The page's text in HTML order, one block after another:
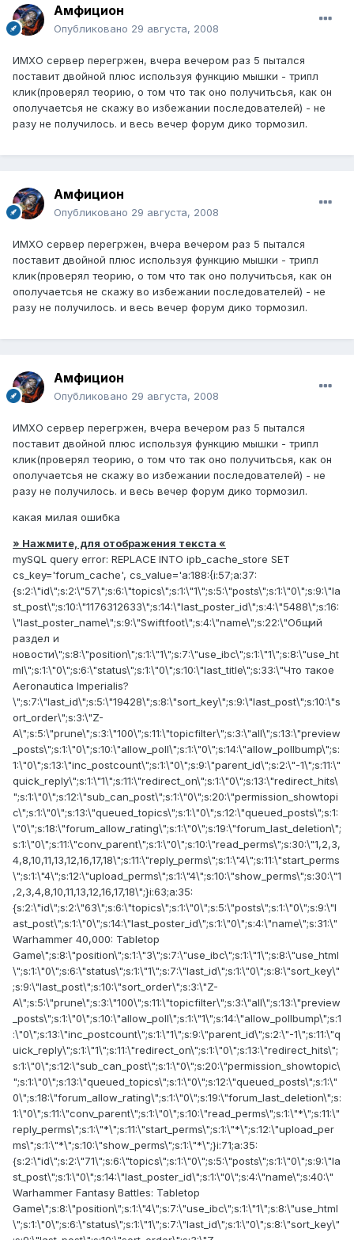
Амфицион
Опубликовано 29 августа, 2008
ИМХО сервер перегржен, вчера вечером раз 5 пытался
поставит двойной плюс используя функцию мышки - трипл
клик(проверял теорию, о том что так оно получитьсья, как он
ополучаетсья не скажу во избежании последователей) - не
разу не получилось. и весь вечер форум дико тормозил.
Амфицион
Опубликовано 29 августа, 2008
ИМХО сервер перегржен, вчера вечером раз 5 пытался
поставит двойной плюс используя функцию мышки - трипл
клик(проверял теорию, о том что так оно получитьсья, как он
ополучаетсья не скажу во избежании последователей) - не
разу не получилось. и весь вечер форум дико тормозил.
Амфицион
Опубликовано 29 августа, 2008
ИМХО сервер перегржен, вчера вечером раз 5 пытался
поставит двойной плюс используя функцию мышки - трипл
клик(проверял теорию, о том что так оно получитьсья, как он
ополучаетсья не скажу во избежании последователей) - не
разу не получилось. и весь вечер форум дико тормозил.
какая милая ошибка
» Нажмите, для отображения текста «
mySQL query error: REPLACE INTO ipb_cache_store SET cs_key='forum_cache', cs_value='a:188:{i:57;a:37:{s:2:\"id\";s:2:\"57\";s:6:\"topics\";s:1:\"1\";s:5:\"posts\";s:1:\"0\";s:9:\"last_post\";s:10:\"1176312633\";s:14:\"last_poster_id\";s:4:\"5488\";s:16:\"last_poster_name\";s:9:\"Swiftfoot\";s:4:\"name\";s:22:\"Общий раздел и новости\";s:8:\"position\";s:1:\"1\";s:7:\"use_ibc\";s:1:\"1\";s:8:\"use_html\";s:1:\"0\";s:6:\"status\";s:1:\"0\";s:10:\"last_title\";s:33:\"Что такое Aeronautica Imperialis?\";s:7:\"last_id\";s:5:\"19428\";s:8:\"sort_key\";s:9:\"last_post\";s:10:\"sort_order\";s:3:\"Z-A\";s:5:\"prune\";s:3:\"100\";s:11:\"topicfilter\";s:3:\"all\";s:13:\"preview_posts\";s:1:\"0\";s:10:\"allow_poll\";s:1:\"0\";s:14:\"allow_pollbump\";s:1:\"0\";s:13:\"inc_postcount\";s:1:\"0\";s:9:\"parent_id\";s:2:\"-1\";s:11:\"quick_reply\";s:1:\"1\";s:11:\"redirect_on\";s:1:\"0\";s:13:\"redirect_hits\";s:1:\"0\";s:12:\"sub_can_post\";s:1:\"0\";s:20:\"permission_showtopic\";s:1:\"0\";s:13:\"queued_topics\";s:1:\"0\";s:12:\"queued_posts\";s:1:\"0\";s:18:\"forum_allow_rating\";s:1:\"0\";s:19:\"forum_last_deletion\";s:1:\"0\";s:11:\"conv_parent\";s:1:\"0\";s:10:\"read_perms\";s:30:\"1,2,3,4,8,10,11,13,12,16,17,18\";s:11:\"reply_perms\";s:1:\"4\";s:11:\"start_perms\";s:1:\"4\";s:12:\"upload_perms\";s:1:\"4\";s:10:\"show_perms\";s:30:\"1,2,3,4,8,10,11,13,12,16,17,18\";}i:63;a:35:{s:2:\"id\";s:2:\"63\";s:6:\"topics\";s:1:\"0\";s:5:\"posts\";s:1:\"0\";s:9:\"last_post\";s:1:\"0\";s:14:\"last_poster_id\";s:1:\"0\";s:4:\"name\";s:31:\"Warhammer 40,000: Tabletop Game\";s:8:\"position\";s:1:\"3\";s:7:\"use_ibc\";s:1:\"1\";s:8:\"use_html\";s:1:\"0\";s:6:\"status\";s:1:\"1\";s:7:\"last_id\";s:1:\"0\";s:8:\"sort_key\";s:9:\"last_post\";s:10:\"sort_order\";s:3:\"Z-A\";s:5:\"prune\";s:3:\"100\";s:11:\"topicfilter\";s:3:\"all\";s:13:\"preview_posts\";s:1:\"0\";s:10:\"allow_poll\";s:1:\"1\";s:14:\"allow_pollbump\";s:1:\"0\";s:13:\"inc_postcount\";s:1:\"1\";s:9:\"parent_id\";s:2:\"-1\";s:11:\"quick_reply\";s:1:\"1\";s:11:\"redirect_on\";s:1:\"0\";s:13:\"redirect_hits\";s:1:\"0\";s:12:\"sub_can_post\";s:1:\"0\";s:20:\"permission_showtopic\";s:1:\"0\";s:13:\"queued_topics\";s:1:\"0\";s:12:\"queued_posts\";s:1:\"0\";s:18:\"forum_allow_rating\";s:1:\"0\";s:19:\"forum_last_deletion\";s:1:\"0\";s:11:\"conv_parent\";s:1:\"0\";s:10:\"read_perms\";s:1:\"*\";s:11:\"reply_perms\";s:1:\"*\";s:11:\"start_perms\";s:1:\"*\";s:12:\"upload_perms\";s:1:\"*\";s:10:\"show_perms\";s:1:\"*\";}i:71;a:35:{s:2:\"id\";s:2:\"71\";s:6:\"topics\";s:1:\"0\";s:5:\"posts\";s:1:\"0\";s:9:\"last_post\";s:1:\"0\";s:14:\"last_poster_id\";s:1:\"0\";s:4:\"name\";s:40:\"Warhammer Fantasy Battles: Tabletop Game\";s:8:\"position\";s:1:\"4\";s:7:\"use_ibc\";s:1:\"1\";s:8:\"use_html\";s:1:\"0\";s:6:\"status\";s:1:\"1\";s:7:\"last_id\";s:1:\"0\";s:8:\"sort_key\";s:9:\"last_post\";s:10:\"sort_order\";s:3:\"Z-A\";s:5:\"prune\";s:3:\"100\";s:11:\"topicfilter\";s:3:\"all\";s:13:\"preview_posts\";s:1:\"0\";s:10:\"allow_poll\";s:1:\"1\";s:14:\"allow_pollbump\";s:1:\"0\";s:13:\"inc_postcount\";s:1:\"1\";s:9:\"parent_id\";s:2:\"-1\";s:11:\"quick_reply\";s:1:\"1\";s:11:\"redirect_on\";s:1:\"0\";s:13:\"redirect_hits\";s:1:\"0\";s:12:\"sub_can_post\";s:1:\"0\";s:20:\"permission_showtopic\";s:1:\"0\";s:13:\"queued_topics\";s:1:\"0\";s:12:\"queued_posts\";s:1:\"0\";s:18:\"forum_allow_rating\";s:1:\"1\";s:19:\"forum_last_deletion\";s:1:\"0\";s:11:\"conv_parent\";s:1:\"0\";s:10:\"read_perms\";s:30:\"1,2,3,4,8,10,11,13,12,16,17,18\";s:11:\"reply_perms\";s:23:\"3,4,8,10,13,12,16,17,18\";s:11:\"start_perms\";s:23:\"3,4,8,10,13,12,16,17,18\";s:12:\"upload_perms\";s:23:\"3,4,8,10,13,12,16,17,18\";s:10:\"show_perms\";s:1:\"*\";}i:165;a:35:{s:2:\"id\";s:3:\"165\";s:6:\"topics\";s:1:\"0\";s:5:\"posts\";s:1:\"0\";s:9:\"last_post\";s:1:\"0\";s:14:\"last_poster_id\";s:1:\"0\";s:4:\"name\";s:43:\"Творчество: моделирование, арт и литература\";s:8:\"position\";s:1:\"5\";s:7:\"use_ibc\";s:1:\"1\";s:8:\"use_html\";s:1:\"0\";s:6:\"status\";s:1:\"1\";s:7:\"last_id\";s:1:\"0\";s:8:\"sort_key\";s:9:\"last_post\";s:10:\"sort_order\";s:3:\"Z-A\";s:5:\"prune\";s:3:\"100\";s:11:\"topicfilter\";s:3:\"all\";s:13:\"preview_posts\";s:1:\"0\";s:10:\"allow_poll\";s:1:\"1\";s:14:\"allow_pollbump\";s:1:\"0\";s:13:\"inc_postcount\";s:1:\"1\";s:9:\"parent_id\";s:2:\"-1\";s:11:\"quick_reply\";s:1:\"1\";s:11:\"redirect_on\";s:1:\"0\";s:13:\"redirect_hits\";s:1:\"0\";s:12:\"sub_can_post\";s:1:\"0\";s:20:\"permission_showtopic\";s:1:\"0\";s:13:\"queued_topics\";s:1:\"0\";s:12:\"queued_posts\";s:1:\"0\";s:18:\"forum_allow_rating\";s:1:\"1\";s:19:\"forum_last_deletion\";s:1:\"0\";s:11:\"conv_parent\";s:1:\"0\";s:10:\"read_perms\";s:28:\"1,2,3,8,10,11,13,12,16,17,18\";s:11:\"reply_perms\";s:23:\"3,4,8,10,13,12,16,17,18\";s:11:\"start_perms\";s:23:\"3,4,8,10,13,12,16,17,18\";s:12:\"upload_perms\";s:23:\"3,4,8,10,13,12,16,17,18\";s:10:\"show_perms\";s:1:\"*\";}i:82;a:35:{s:2:\"id\";s:2:\"82\";s:6:\"topics\";s:1:\"0\";s:5:\"posts\";s:1:\"0\";s:9:\"last_post\";s:1:\"0\";s:14:\"last_poster_id\";s:1:\"0\";s:4:\"name\";s:16:\"Specialist Games\";s:8:\"position\";s:1:\"6\";s:7:\"use_ibc\";s:1:\"1\";s:8:\"use_html\";s:1:\"0\";s:6:\"status\";s:1:\"1\";s:7:\"last_id\";s:1:\"0\";s:8:\"sort_key\";s:9:\"last_post\";s:10:\"sort_order\";s:3:\"Z-A\";s:5:\"prune\";s:3:\"100\";s:11:\"topicfilter\";s:3:\"all\";s:13:\"preview_posts\";s:1:\"0\";s:10:\"allow_poll\";s:1:\"1\";s:14:\"allow_pollbump\";s:1:\"0\";s:13:\"inc_postcount\";s:1:\"1\";s:9:\"parent_id\";s:2:\"-1\";s:11:\"quick_reply\";s:1:\"1\";s:11:\"redirect_on\";s:1:\"0\";s:13:\"redirect_hits\";s:1:\"0\";s:12:\"sub_can_post\";s:1:\"0\";s:20:\"permission_showtopic\";s:1:\"0\";s:13:\"queued_topics\";s:1:\"0\";s:12:\"queued_posts\";s:1:\"0\";s:18:\"forum_allow_rating\";s:1:\"1\";s:19:\"forum_last_deletion\";s:1:\"0\";s:11:\"conv_parent\";s:1:\"0\";s:10:\"read_perms\";s:30:\"1,2,3,4,8,10,11,13,12,16,17,18\";s:11:\"reply_perms\";s:23:\"3,4,8,10,13,12,16,17,18\";s:11:\"start_perms\";s:23:\"3,4,8,10,13,12,16,17,18\";s:12:\"upload_perms\";s:23:\"3,4,8,10,13,12,16,17,18\";s:10:\"show_perms\";s:1:\"*\";}i:52;a:35:{s:2:\"id\";s:2:\"52\";s:6:\"topics\";s:1:\"0\";s:5:\"posts\";s:1:\"0\";s:9:\"last_post\";s:1:\"0\";s:14:\"last_poster_id\";s:1:\"0\";s:4:\"name\";s:29:\"Warhammer 40.000: Dawn of War\";s:8:\"position\";s:1:\"7\";s:7:\"use_ibc\";s:1:\"1\";s:8:\"use_html\";s:1:\"0\";s:6:\"status\";s:1:\"1\";s:7:\"last_id\";s:1:\"0\";s:8:\"sort_key\";s:9:\"last_post\";s:10:\"sort_order\";s:3:\"Z-A\";s:5:\"prune\";s:3:\"100\";s:11:\"topicfilter\";s:3:\"all\";s:13:\"preview_posts\";s:1:\"0\";s:10:\"allow_poll\";s:1:\"1\";s:14:\"allow_pollbump\";s:1:\"0\";s:13:\"inc_postcount\";s:1:\"1\";s:9:\"parent_id\";s:2:\"-1\";s:11:\"quick_reply\";s:1:\"1\";s:11:\"redirect_on\";s:1:\"0\";s:13:\"redirect_hits\";s:1:\"0\";s:12:\"sub_can_post\";s:1:\"0\";s:20:\"permission_showtopic\";s:1:\"0\";s:13:\"queued_topics\";s:1:\"0\";s:12:\"queued_posts\";s:1:\"0\";s:18:\"forum_allow_rating\";s:1:\"1\";s:19:\"forum_last_deletion\";s:1:\"0\";s:11:\"conv_parent\";s:1:\"0\";s:10:\"read_perms\";s:30:\"4,3,1,2,8,10,11,13,12,16,17,18\";s:11:\"reply_perms\";s:23:\"4,3,8,10,13,12,16,17,18\";s:11:\"start_perms\";s:23:\"4,3,8,10,13,12,16,17,18\";s:12:\"upload_perms\";s:23:\"4,3,8,10,13,12,16,17,18\";s:10:\"show_perms\";s:1:\"*\";}i:53;a:35:{s:2:\"id\";s:2:\"53\";s:6:\"topics\";s:1:\"0\";s:5:\"posts\";s:1:\"0\";s:9:\"last_post\";s:1:\"0\";s:14:\"last_poster_id\";s:1:\"0\";s:4:\"name\";s:15:\"Форум клана RUW\";s:8:\"position\";s:1:\"8\";s:7:\"use_ibc\";s:1:\"1\";s:8:\"use_html\";s:1:\"0\";s:6:\"status\";s:1:\"0\";s:7:\"last_id\";s:1:\"0\";s:8:\"sort_key\";s:9:\"last_post\";s:10:\"sort_order\";s:3:\"Z-A\";s:5:\"prune\";s:3:\"100\";s:11:\"topicfilter\";s:3:\"all\";s:13:\"preview_posts\";s:1:\"0\";s:10:\"allow_poll\";s:1:\"1\";s:14:\"allow_pollbump\";s:1:\"0\";s:13:\"inc_postcount\";s:1:\"1\";s:9:\"parent_id\";s:2:\"-1\";s:11:\"quick_reply\";s:1:\"1\";s:11:\"redirect_on\";s:1:\"0\";s:13:\"redirect_hits\";s:1:\"0\";s:12:\"sub_can_post\";s:1:\"0\";s:20:\"permission_showtopic\";s:1:\"0\";s:13:\"queued_topics\";s:1:\"0\";s:12:\"queued_posts\";s:1:\"0\";s:18:\"forum_allow_rating\";s:1:\"1\";s:19:\"forum_last_deletion\";s:1:\"0\";s:11:\"conv_parent\";s:1:\"0\";s:10:\"read_perms\";s:30:\"1,2,3,4,8,10,11,13,12,16,17,18\";s:11:\"reply_perms\";s:23:\"3,4,8,10,13,12,16,17,18\";s:11:\"start_perms\";s:23:\"3,4,8,10,13,12,16,17,18\";s:12:\"upload_perms\";s:23:\"3,4,8,10,13,12,16,17,18\";s:10:\"show_perms\";s:0:\"\";}i:55;a:35:{s:2:\"id\";s:2:\"55\";s:6:\"topics\";s:1:\"0\";s:5:\"posts\";s:1:\"0\";s:9:\"last_post\";s:1:\"0\";s:14:\"last_poster_id\";s:1:\"0\";s:4:\"name\";s:17:\"Форум клана Horde\";s:8:\"position\";s:1:\"9\";s:7:\"use_ibc\";s:1:\"1\";s:8:\"use_html\";s:1:\"0\";s:6:\"status\";s:1:\"1\";s:7:\"last_id\";s:1:\"0\";s:8:\"sort_key\";s:9:\"last_post\";s:10:\"sort_order\";s:3:\"Z-A\";s:5:\"prune\";s:3:\"100\";s:11:\"topicfilter\";s:3:\"all\";s:13:\"preview_posts\";s:1:\"0\";s:10:\"allow_poll\";s:1:\"1\";s:14:\"allow_pollbump\";s:1:\"0\";s:13:\"inc_postcount\";s:1:\"1\";s:9:\"parent_id\";s:2:\"-1\";s:11:\"quick_reply\";s:1:\"1\";s:11:\"redirect_on\";s:1:\"0\";s:13:\"redirect_hits\";s:1:\"0\";s:12:\"sub_can_post\";s:1:\"0\";s:20:\"permission_showtopic\";s:1:\"0\";s:13:\"queued_topics\";s:1:\"0\";s:12:\"queued_posts\";s:1:\"0\";s:18:\"forum_allow_rating\";s:1:\"1\";s:19:\"forum_last_deletion\";s:1:\"0\";s:11:\"conv_parent\";s:1:\"0\";s:10:\"read_perms\";s:30:\"1,2,3,4,8,10,11,13,12,16,17,18\";s:11:\"reply_perms\";s:23:\"3,4,8,10,13,12,16,17,18\";s:11:\"start_perms\";s:23:\"3,4,8,10,13,12,16,17,18\";s:12:\"upload_perms\";s:23:\"3,4,8,10,13,12,16,17,18\";s:10:\"show_perms\";s:0:\"\";}i:99;a:35:{s:2:\"id\";s:2:\"99\";s:6:\"topics\";s:1:\"0\";s:5:\"posts\";s:1:\"0\";s:9:\"last_post\";s:1:\"0\";s:14:\"last_poster_id\";s:1:\"0\";s:4:\"name\";s:14:\"Форум клана HG\";s:8:\"position\";s:2:\"10\";s:7:\"use_ibc\";s:1:\"1\";s:8:\"use_html\";s:1:\"0\";s:6:\"status\";s:1:\"1\";s:7:\"las